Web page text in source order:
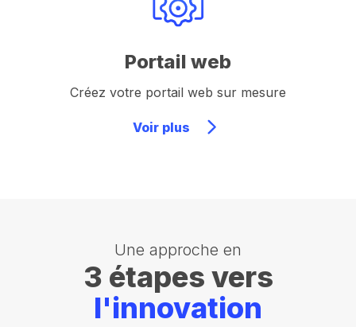
Portail web
Créez votre portail web sur mesure
Voir plus
Une approche en
3 étapes vers
l'innovation